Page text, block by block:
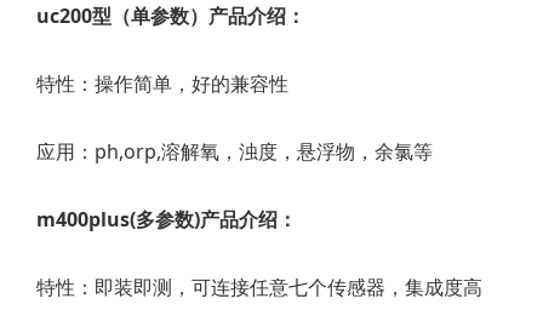
uc200型（单参数）产品介绍：
特性：操作简单，好的兼容性
应用：ph,orp,溶解氧，浊度，悬浮物，余氯等
m400plus(多参数)产品介绍：
特性：即装即测，可连接任意七个传感器，集成度高